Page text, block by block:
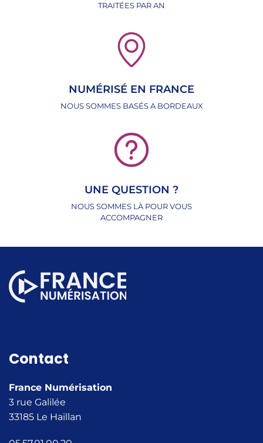
TRAITÉES PAR AN
NUMÉRISÉ EN FRANCE
NOUS SOMMES BASÉS A BORDEAUX
UNE QUESTION ?
NOUS SOMMES LÀ POUR VOUS
ACCOMPAGNER
Contact
France Numérisation
3 rue Galilée
33185 Le Haillan